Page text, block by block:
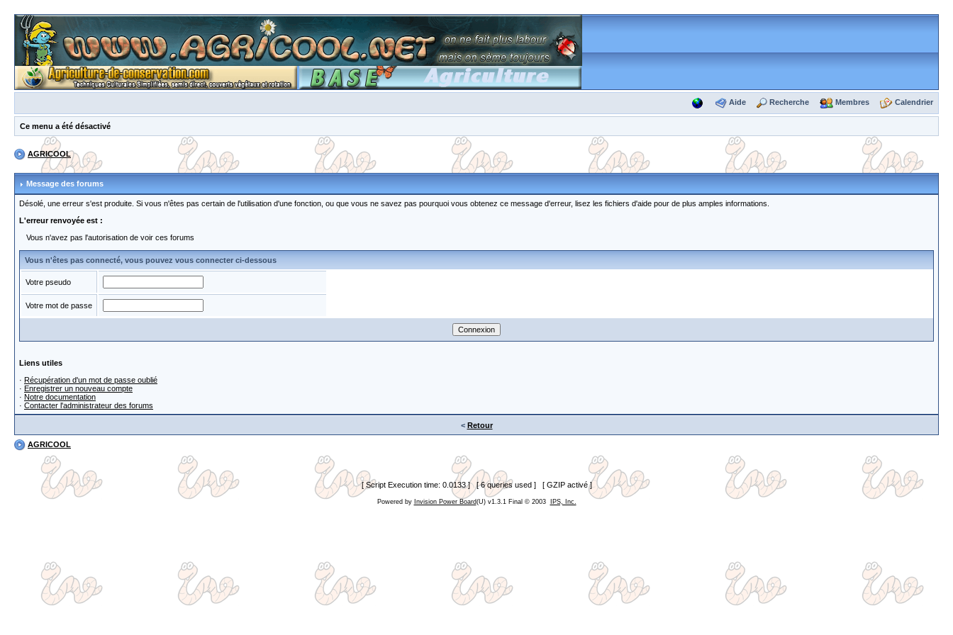
Aide Recherche Membres Calendrier
Ce menu a été désactivé
AGRICOOL
Message des forums
Désolé, une erreur s'est produite. Si vous n'êtes pas certain de l'utilisation d'une fonction, ou que vous ne savez pas pourquoi vous obtenez ce message d'erreur, lisez les fichiers d'aide pour de plus amples informations.
L'erreur renvoyée est :
Vous n'avez pas l'autorisation de voir ces forums
Vous n'êtes pas connecté, vous pouvez vous connecter ci-dessous
Votre pseudo
Votre mot de passe
Liens utiles
· Récupération d'un mot de passe oublié
· Enregistrer un nouveau compte
· Notre documentation
· Contacter l'administrateur des forums
< Retour
AGRICOOL
[ Script Execution time: 0.0133 ] [ 6 queries used ] [ GZIP activé ]
Powered by Invision Power Board(U) v1.3.1 Final © 2003 IPS, Inc.